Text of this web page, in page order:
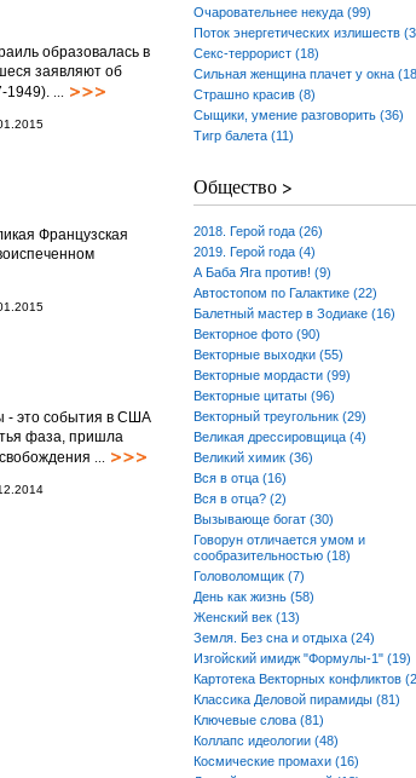
образовалась в
заявляют об
1949). ...
Французская
- это события в США
фаза, пришла
...
Очаровательнее некуда (99)
Поток энергетических излишеств
Секс-террорист (18)
Сильная женщина плачет у окна
Страшно красив (8)
Сыщики, умение разговорить (36)
Тигр балета (11)
Общество >
2018. Герой года (26)
2019. Герой года (4)
А Баба Яга против! (9)
Автостопом по Галактике (22)
Балетный мастер в Зодиаке (16)
Векторное фото (90)
Векторные выходки (55)
Векторные мордасти (99)
Векторные цитаты (96)
Векторный треугольник (29)
Великая дрессировщица (4)
Великий химик (36)
Вся в отца (16)
Вся в отца? (2)
Вызывающе богат (30)
Говорун отличается умом и
сообразительностью (18)
Головоломщик (7)
День как жизнь (58)
Женский век (13)
Земля. Без сна и отдыха (24)
Изгойский имидж "Формулы-1" (19)
Картотека Векторных конфликтов
Классика Деловой пирамиды (81)
Ключевые слова (81)
Коллапс идеологии (48)
Космические промахи (16)